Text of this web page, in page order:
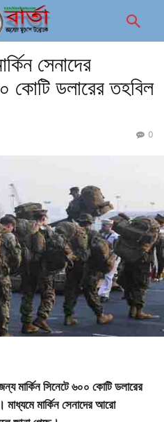
সেনাদের
কোটি ডলারের তহবিল
0
মার্কিন সিনেটে ৬০০ কোটি ডলারের
মার্কিন সেনাদের আরো